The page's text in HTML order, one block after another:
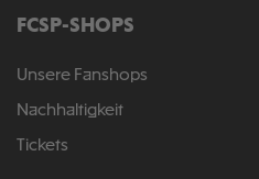
FCSP-SHOPS
Unsere Fanshops
Nachhaltigkeit
Tickets